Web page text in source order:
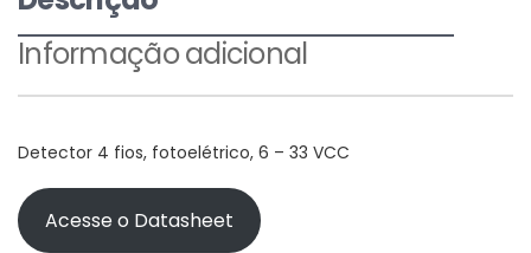
Informação adicional
Detector 4 fios, fotoelétrico, 6 – 33 VCC
Acesse o Datasheet